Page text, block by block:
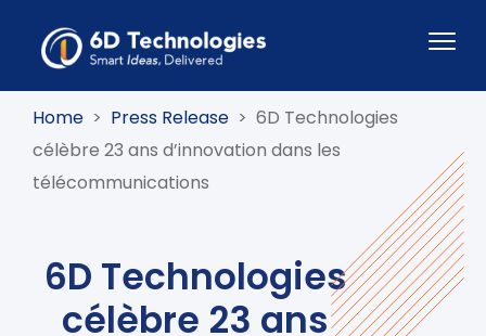
Home > Press Release > 6D Technologies
célèbre 23 ans d’innovation dans les
télécommunications
6D Technologies
célèbre 23 ans